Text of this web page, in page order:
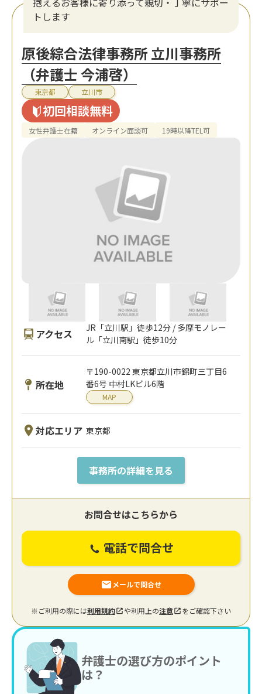
トします
原後綜合法律事務所 立川事務所
（弁護士 今浦啓）
東京都 立川市
初回相談無料
女性弁護士在籍 オンライン面談可 19時以降TEL可
アクセス
JR「立川駅」徒歩12分 / 多摩モノレー
ル「立川南駅」徒歩10分
所在地
〒190-0022 東京都立川市錦町三丁目6
番6号 中村LKビル6階
MAP
対応エリア 東京都
事務所の詳細を見る
お問合せはこちらから
電話で問合せ
メールで問合せ
※ご利用の際には利用規約 や利用上の注意 をご確認下さい
弁護士の選び方のポイント
は？